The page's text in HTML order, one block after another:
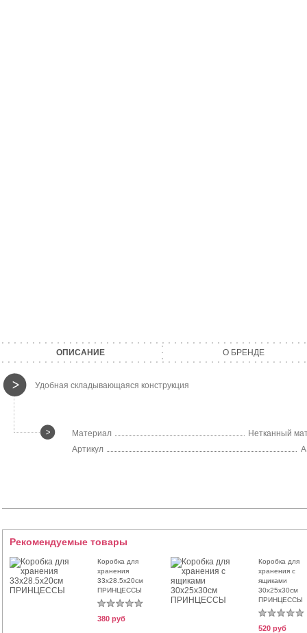
ОПИСАНИЕ О БРЕНДЕ
Удобная складывающаяся конструкция
Материал
Нетканный
Артикул
Рекомендуемые товары
Коробка для
хранения
33х28.5х20см
ПРИНЦЕССЫ
380 руб
Коробка для
хранения с
ящиками
30х25х30см
ПРИНЦЕССЫ
520 руб